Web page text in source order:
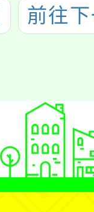
前往